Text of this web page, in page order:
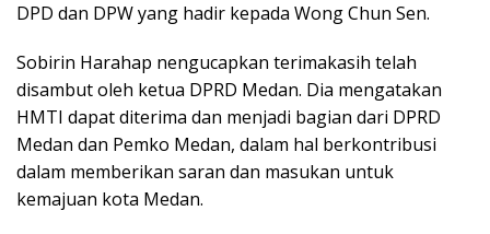
DPD dan DPW yang hadir kepada Wong Chun Sen.
Sobirin Harahap nengucapkan terimakasih telah
disambut oleh ketua DPRD Medan. Dia mengatakan
HMTI dapat diterima dan menjadi bagian dari DPRD
Medan dan Pemko Medan, dalam hal berkontribusi
dalam memberikan saran dan masukan untuk
kemajuan kota Medan.